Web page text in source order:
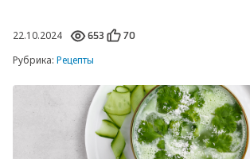
Стиральные и сушильные машины
Посудомоечные машины
Плиты
Встраиваемая техника
22.10.2024 653 70
Рубрика: Рецепты